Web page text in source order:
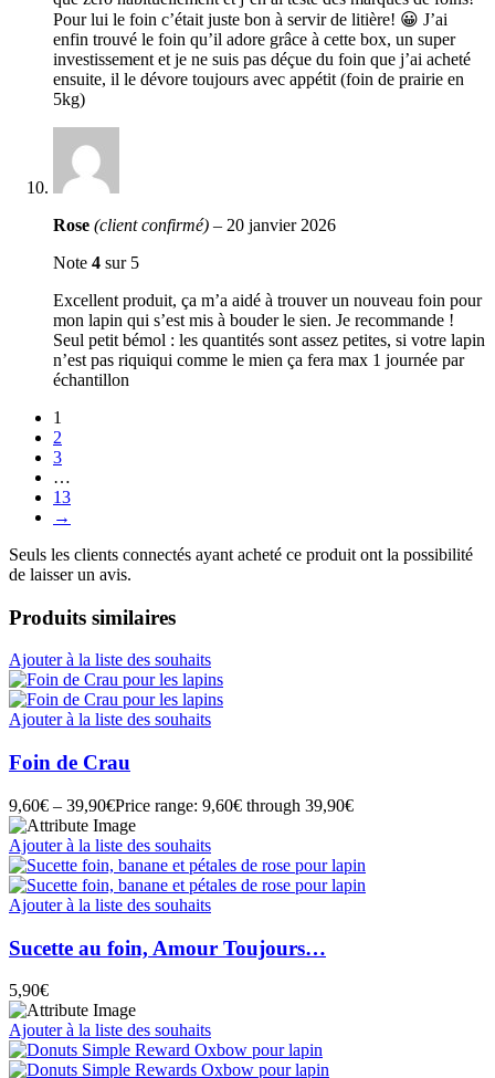
Pour lui le foin c’était juste bon à servir de litière! 😀 J’ai
enfin trouvé le foin qu’il adore grâce à cette box, un super
investissement et je ne suis pas déçue du foin que j’ai acheté
ensuite, il le dévore toujours avec appétit (foin de prairie en
5kg)
Rose (client confirmé) – 20 janvier 2026
Note 4 sur 5
Excellent produit, ça m’a aidé à trouver un nouveau foin pour
mon lapin qui s’est mis à bouder le sien. Je recommande !
Seul petit bémol : les quantités sont assez petites, si votre lapin
n’est pas riquiqui comme le mien ça fera max 1 journée par
échantillon
1
2
3
…
13
→
Seuls les clients connectés ayant acheté ce produit ont la possibilité
de laisser un avis.
Produits similaires
Ajouter à la liste des souhaits
Ajouter à la liste des souhaits
Foin de Crau
9,60€ – 39,90€Price range: 9,60€ through 39,90€
Ajouter à la liste des souhaits
Ajouter à la liste des souhaits
Sucette au foin, Amour Toujours…
5,90€
Ajouter à la liste des souhaits